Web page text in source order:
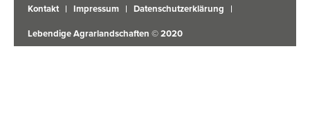
Kontakt Impressum Datenschutzerklärung
Lebendige Agrarlandschaften © 2020